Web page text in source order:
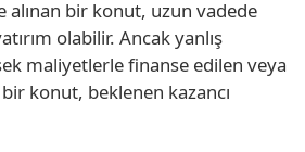
bir konut, uzun vadede
olabilir. Ancak yanlış
maliyetlerle finanse edilen veya
konut, beklenen kazancı